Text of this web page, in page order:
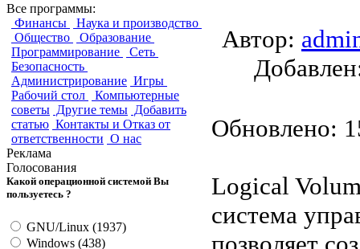
Все программы:
Финансы
Наука и производство
Общество
Образование
Программирование
Сеть
Безопасность
Администрирование Игры
Рабочий стол
Компьютерные
советы Другие темы Добавить
статью Контакты и Отказ от
ответственности О нас
Реклама
Голосования
Какой операционной системой Вы
пользуетесь ?
GNU/Linux (1937)
Windows (438)
Автор:
Обновлено:
Logical
система